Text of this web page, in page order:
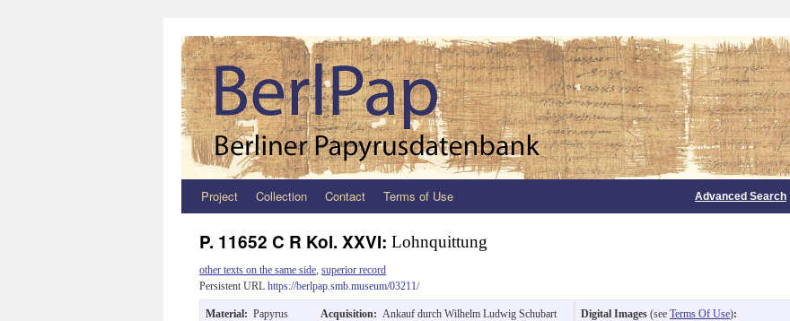
Zum
springen
Project Collection Contact Terms of Use Advanced Search
P. 11652 C R Kol. XXVI: Lohnquittung
other texts on the same side superior record
Persistent URL https://berlpap.smb.museum/03211/
Material: Papyrus Acquisition: Ankauf durch Wilhelm Ludwig Schubart
Digital Images (see Terms Of Use):